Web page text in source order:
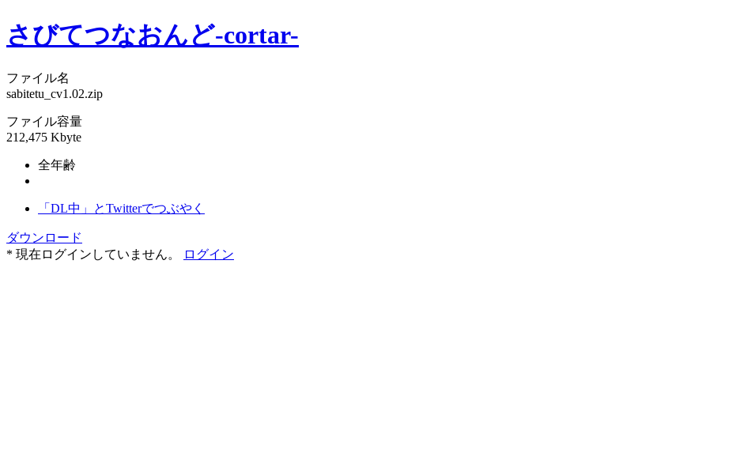
さびてつなおんど-cortar-
ファイル名
sabitetu_cv1.02.zip
ファイル容量
212,475 Kbyte
全年齢
「DL中」とTwitterでつぶやく
ダウンロード
* 現在ログインしていません。
ログイン